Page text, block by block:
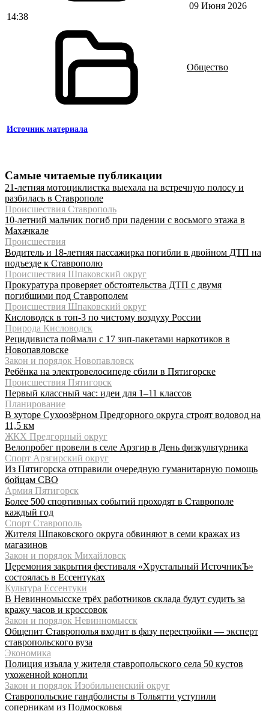
09 Июня 2026
14:38
Общество
Источник материала
Самые читаемые публикации
21-летняя мотоциклистка выехала на встречную полосу и
разбилась в Ставрополе
Происшествия Ставрополь
10-летний мальчик погиб при падении с восьмого этажа в
Махачкале
Происшествия
Водитель и 18-летняя пассажирка погибли в двойном ДТП на
подъезде к Ставрополю
Происшествия Шпаковский округ
Прокуратура проверяет обстоятельства ДТП с двумя
погибшими под Ставрополем
Происшествия Шпаковский округ
Кисловодск в топ-3 по чистому воздуху России
Природа Кисловодск
Рецидивиста поймали с 17 зип-пакетами наркотиков в
Новопавловске
Закон и порядок Новопавловск
Ребёнка на электровелосипеде сбили в Пятигорске
Происшествия Пятигорск
Первый классный час: идеи для 1–11 классов
Планирование
В хуторе Сухоозёрном Предгорного округа строят водовод на
11,5 км
ЖКХ Предгорный округ
Велопробег провели в селе Арзгир в День физкультурника
Спорт Арзгирский округ
Из Пятигорска отправили очередную гуманитарную помощь
бойцам СВО
Армия Пятигорск
Более 500 спортивных событий проходят в Ставрополе
каждый год
Спорт Ставрополь
Жителя Шпаковского округа обвиняют в семи кражах из
магазинов
Закон и порядок Михайловск
Церемония закрытия фестиваля «Хрустальный ИсточникЪ»
состоялась в Ессентуках
Культура Ессентуки
В Невинномысске трёх работников склада будут судить за
кражу часов и кроссовок
Закон и порядок Невинномысск
Общепит Ставрополья входит в фазу перестройки — эксперт
ставропольского вуза
Экономика
Полиция изъяла у жителя ставропольского села 50 кустов
ухоженной конопли
Закон и порядок Изобильненский округ
Ставропольские гандболисты в Тольятти уступили
соперникам из Подмосковья